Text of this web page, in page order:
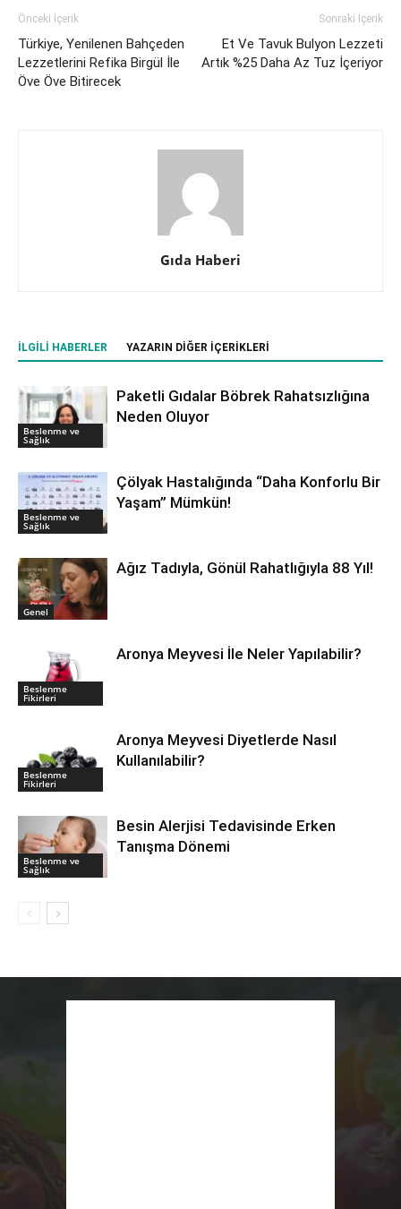
Önceki İçerik
Türkiye, Yenilenen Bahçeden
Lezzetlerini Refika Birgül İle
Öve Öve Bitirecek
Sonraki İçerik
Et Ve Tavuk Bulyon Lezzeti
Artık %25 Daha Az Tuz İçeriyor
Gıda Haberi
İLGILI HABERLER YAZARIN DIĞER İÇERIKLERI
Beslenme ve
Sağlık
Paketli Gıdalar Böbrek Rahatsızlığına
Neden Oluyor
Beslenme ve
Sağlık
Çölyak Hastalığında “Daha Konforlu Bir
Yaşam” Mümkün!
Genel
Ağız Tadıyla, Gönül Rahatlığıyla 88 Yıl!
Beslenme
Fikirleri
Aronya Meyvesi İle Neler Yapılabilir?
Beslenme
Fikirleri
Aronya Meyvesi Diyetlerde Nasıl
Kullanılabilir?
Beslenme ve
Sağlık
Besin Alerjisi Tedavisinde Erken
Tanışma Dönemi